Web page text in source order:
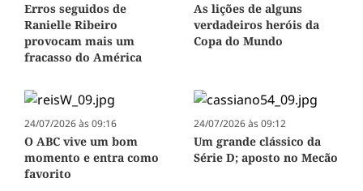
Erros seguidos de
Ranielle Ribeiro
provocam mais um
fracasso do América
As lições de alguns
verdadeiros heróis da
Copa do Mundo
24/07/2026 às 09:16
O ABC vive um bom
momento e entra como
favorito
24/07/2026 às 09:12
Um grande clássico da
Série D; aposto no Mecão